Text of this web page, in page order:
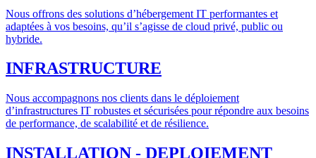
Nous offrons des solutions d’hébergement IT performantes et
adaptées à vos besoins, qu’il s’agisse de cloud privé, public ou
hybride.
INFRASTRUCTURE
Nous accompagnons nos clients dans le déploiement
d’infrastructures IT robustes et sécurisées pour répondre aux besoins
de performance, de scalabilité et de résilience.
INSTALLATION - DEPLOIEMENT